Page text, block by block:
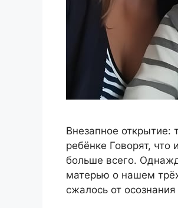
Внезапное открытие:
ребёнке Говорят,
больше всего.
матерью о нашем
сжалось от